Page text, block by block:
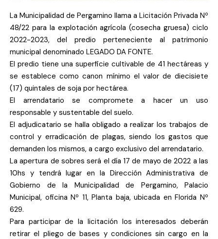
La Municipalidad de Pergamino llama a Licitación Privada Nº
48/22 para la explotación agrícola (cosecha gruesa) ciclo
2022-2023, del predio perteneciente al patrimonio
municipal denominado LEGADO DA FONTE.
El predio tiene una superficie cultivable de 41 hectáreas y
se establece como canon mínimo el valor de diecisiete
(17) quintales de soja por hectárea.
El arrendatario se compromete a hacer un uso
responsable y sustentable del suelo.
El adjudicatario se halla obligado a realizar los trabajos de
control y erradicación de plagas, siendo los gastos que
demanden los mismos, a cargo exclusivo del arrendatario.
La apertura de sobres será el día 17 de mayo de 2022 a las
10hs y tendrá lugar en la Dirección Administrativa de
Gobierno de la Municipalidad de Pergamino, Palacio
Municipal, oficina Nº 11, Planta baja, ubicada en Florida Nº
629.
Para participar de la licitación los interesados deberán
retirar el pliego de bases y condiciones sin cargo en la